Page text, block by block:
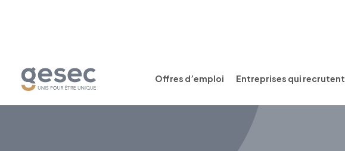
Offres d’emploi Entreprises qui recrutent